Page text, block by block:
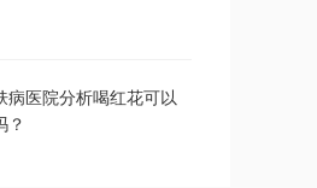
病医院分析喝红花可以
？